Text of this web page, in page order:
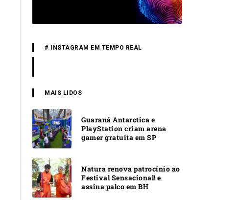
# INSTAGRAM EM TEMPO REAL
MAIS LIDOS
Guaraná Antarctica e
PlayStation criam arena
gamer gratuita em SP
Natura renova patrocínio ao
Festival Sensacional! e
assina palco em BH